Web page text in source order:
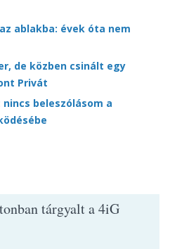
ablakba: évek óta nem
de közben csinált egy
Privát
beleszólásom a
tárgyalt a 4iG